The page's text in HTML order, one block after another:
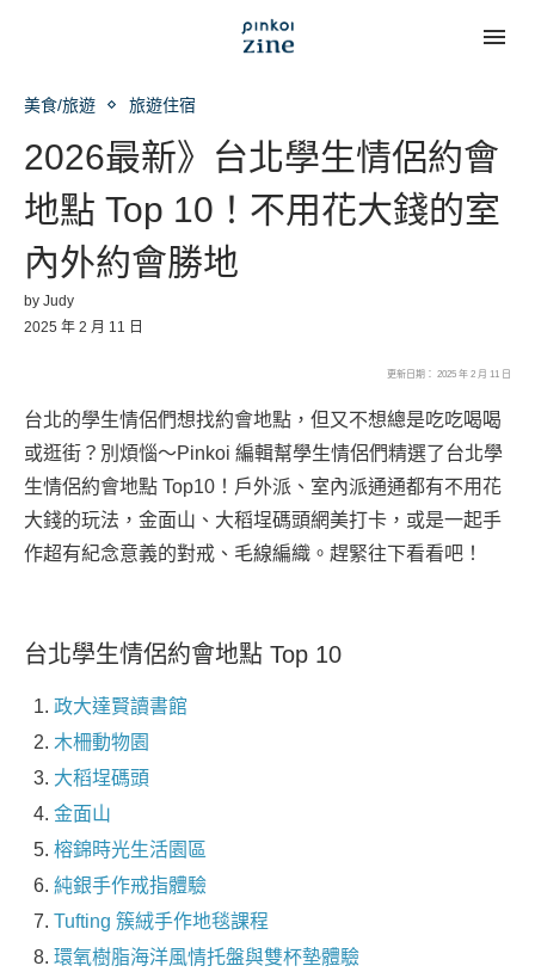
美食/旅遊 旅遊住宿
2026最新》台北學生情侶約會
地點 Top 10！不用花大錢的室
內外約會勝地
by Judy
2025 年 2 月 11 日
更新日期： 2025 年 2 月 11 日
台北的學生情侶們想找約會地點，但又不想總是吃吃喝喝
或逛街？別煩惱～Pinkoi 編輯幫學生情侶們精選了台北學
生情侶約會地點 Top10！戶外派、室內派通通都有不用花
大錢的玩法，金面山、大稻埕碼頭網美打卡，或是一起手
作超有紀念意義的對戒、毛線編織。趕緊往下看看吧！
台北學生情侶約會地點 Top 10
政大達賢讀書館
木柵動物園
大稻埕碼頭
金面山
榕錦時光生活園區
純銀手作戒指體驗
Tufting 簇絨手作地毯課程
環氧樹脂海洋風情托盤與雙杯墊體驗